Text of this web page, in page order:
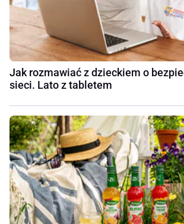
Jak rozmawiać z dzieckiem o
sieci. Lato z tabletem